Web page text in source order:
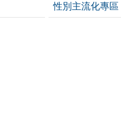
性別主流化專區